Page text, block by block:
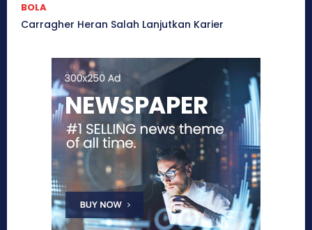
BOLA
Carragher Heran Salah Lanjutkan Karier